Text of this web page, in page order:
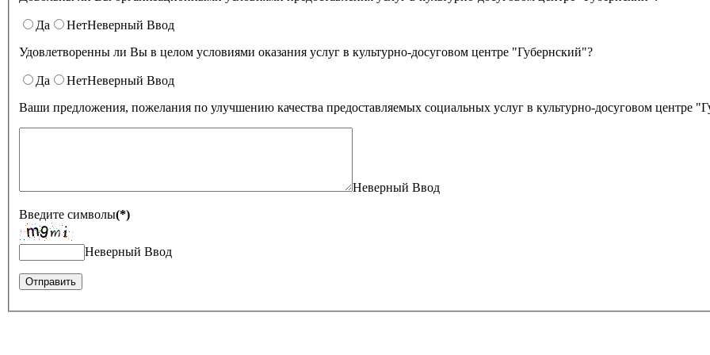
Да НетНеверный Ввод
Удовлетворенны ли Вы в целом условиями оказания услуг в культурно-досуговом центре "Губернский"?
Да НетНеверный Ввод
Ваши предложения, пожелания по улучшению качества предоставляемых социальных услуг в культурно-досуговом центре
Неверный Ввод
Введите символы(*)
Неверный Ввод